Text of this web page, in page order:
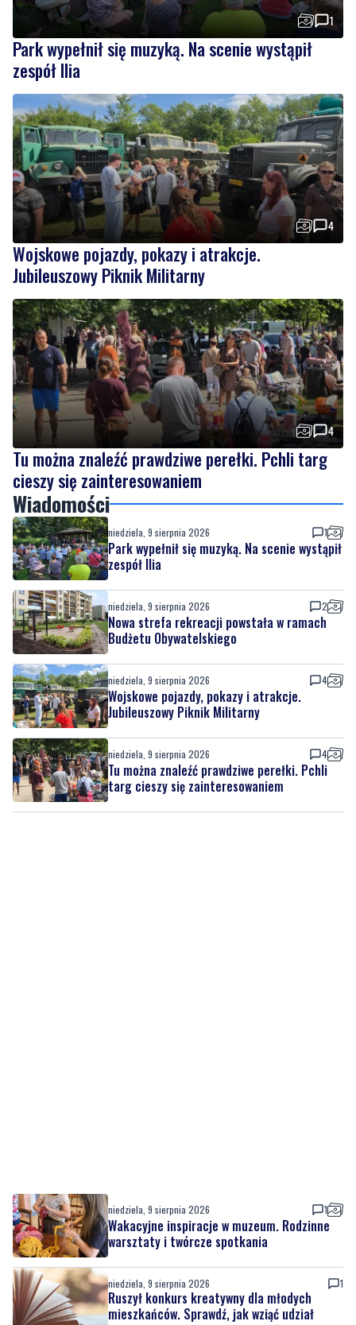
1
Park wypełnił się muzyką. Na scenie wystąpił
zespół Ilia
4
Wojskowe pojazdy, pokazy i atrakcje.
Jubileuszowy Piknik Militarny
4
Tu można znaleźć prawdziwe perełki. Pchli targ
cieszy się zainteresowaniem
Wiadomości
niedziela, 9 sierpnia 2026 1
Park wypełnił się muzyką. Na scenie wystąpił
zespół Ilia
niedziela, 9 sierpnia 2026 2
Nowa strefa rekreacji powstała w ramach
Budżetu Obywatelskiego
niedziela, 9 sierpnia 2026 4
Wojskowe pojazdy, pokazy i atrakcje.
Jubileuszowy Piknik Militarny
niedziela, 9 sierpnia 2026 4
Tu można znaleźć prawdziwe perełki. Pchli
targ cieszy się zainteresowaniem
niedziela, 9 sierpnia 2026 1
Wakacyjne inspiracje w muzeum. Rodzinne
warsztaty i twórcze spotkania
niedziela, 9 sierpnia 2026 1
Ruszył konkurs kreatywny dla młodych
mieszkańców. Sprawdź, jak wziąć udział